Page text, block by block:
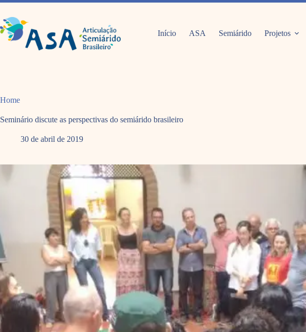
Pular
o
conteúdo
Início ASA Semiárido Projetos
Home
Seminário discute as perspectivas do semiárido brasileiro
30 de abril de 2019